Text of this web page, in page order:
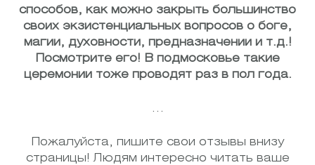
способов, как можно закрыть большинство
своих экзистенциальных вопросов о боге,
магии, духовности, предназначении и т.д.!
Посмотрите его! В подмосковье такие
церемонии тоже проводят раз в пол года.
Пожалуйста, пишите свои отзывы внизу
страницы! Людям интересно читать ваше